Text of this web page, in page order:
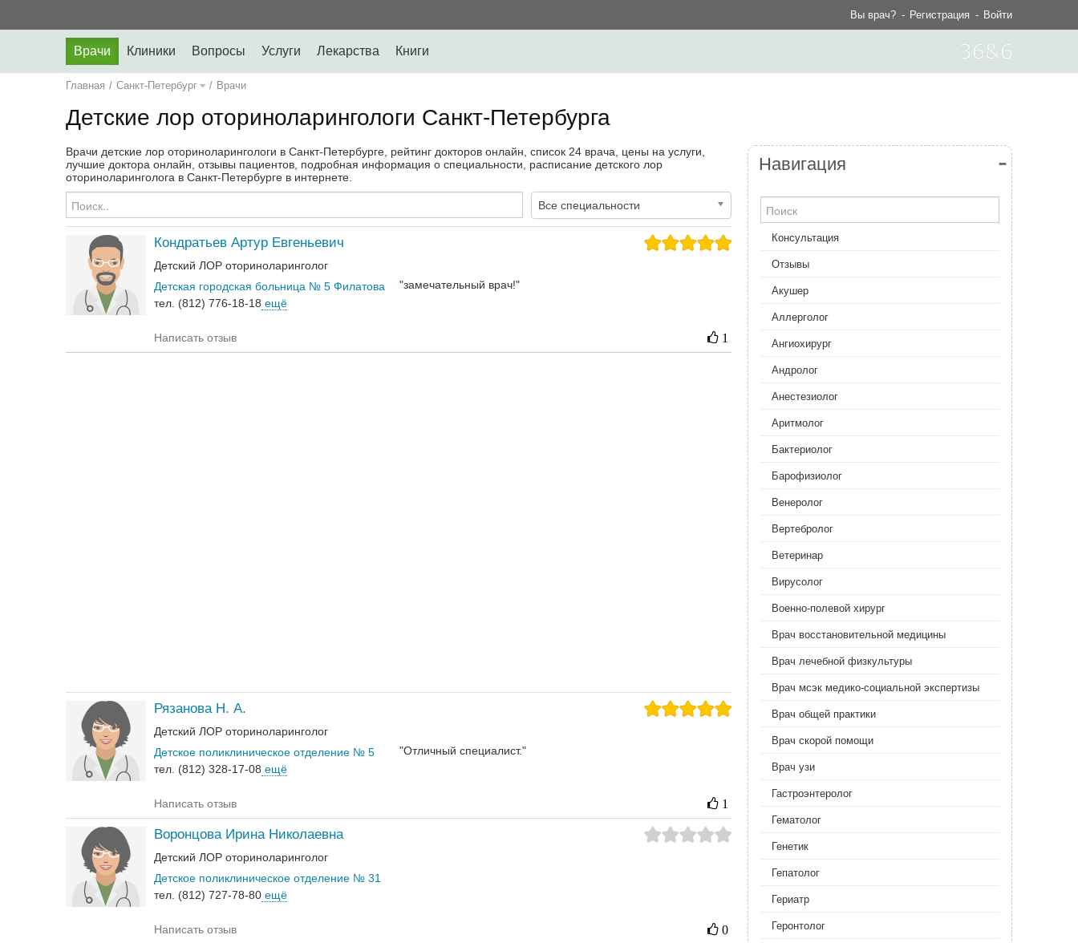
Вы врач? Регистрация Войти
Врачи Клиники Вопросы Услуги Лекарства Книги
Главная / Санкт-Петербург / Врачи
Детские лор оториноларингологи Санкт-Петербурга
Врачи детские лор оториноларингологи в Санкт-Петербурге, рейтинг докторов онлайн, список 24 врача, цены на услуги,
лучшие доктора онлайн, отзывы пациентов, подробная информация о специальности, расписание детского лор
оториноларинголога в Санкт-Петербурге в интернете.
Все специальности
Кондратьев Артур Евгеньевич
Детский ЛОР оториноларинголог
Детская городская больница № 5 Филатова
тел. (812) 776-18-18 ещё
"замечательный врач!"
Написать отзыв 1
Рязанова Н. А.
Детский ЛОР оториноларинголог
Детское поликлиническое отделение № 5
тел. (812) 328-17-08 ещё
"Отличный специалист."
Написать отзыв 1
Воронцова Ирина Николаевна
Детский ЛОР оториноларинголог
Детское поликлиническое отделение № 31
тел. (812) 727-78-80 ещё
Написать отзыв 0
Навигация
Консультация
Отзывы
Акушер
Аллерголог
Ангиохирург
Андролог
Анестезиолог
Аритмолог
Бактериолог
Барофизиолог
Венеролог
Вертебролог
Ветеринар
Вирусолог
Военно-полевой хирург
Врач восстановительной медицины
Врач лечебной физкультуры
Врач мсэк медико-социальной экспертизы
Врач общей практики
Врач скорой помощи
Врач узи
Гастроэнтеролог
Гематолог
Генетик
Гепатолог
Гериатр
Геронтолог